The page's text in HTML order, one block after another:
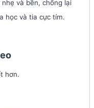
và bền, chống lại
học và tia cực tím.
hơn.